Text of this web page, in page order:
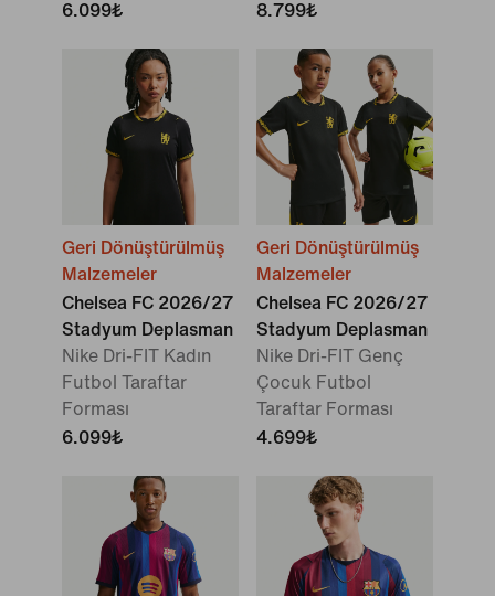
6.099₺
8.799₺
Geri Dönüştürülmüş
Malzemeler
Chelsea FC 2026/27
Stadyum Deplasman
Nike Dri-FIT Kadın
Futbol Taraftar
Forması
6.099₺
Geri Dönüştürülmüş
Malzemeler
Chelsea FC 2026/27
Stadyum Deplasman
Nike Dri-FIT Genç
Çocuk Futbol
Taraftar Forması
4.699₺